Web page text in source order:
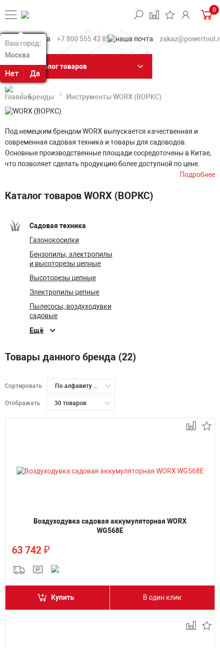
Ваш город:
Москва
Нет Да
Ваш город:
Москва
Нет Да
0
+7 800 555 42 85
Каталог товаров
Бренды Инструменты WORX (ВОРКС)
Под немецким брендом WORX выпускается качественная и
современная садовая техника и товары для садоводов.
Основные производственные площади сосредоточены в Китае,
что позволяет сделать продукцию более доступной по цене.
Подробнее
Каталог товаров WORX (ВОРКС)
Садовая техника
Газонокосилки
Бензопилы, электропилы
и высоторезы цепные
Высоторезы цепные
Электропилы цепные
Пылесосы, воздуходувки
садовые
Ещё
Товары данного бренда (22)
Сортировать По алфавиту А-Я
Отображать 30 товаров
Воздуходувка садовая аккумуляторная WORX
WG568E
63 742 ₽
Купить В один клик